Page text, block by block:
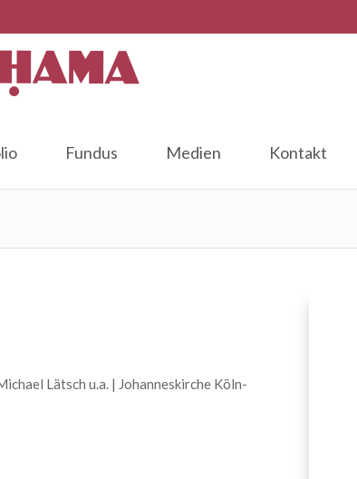
Fundus Medien Kontakt
Lätsch u.a. | Johanneskirche Köln-